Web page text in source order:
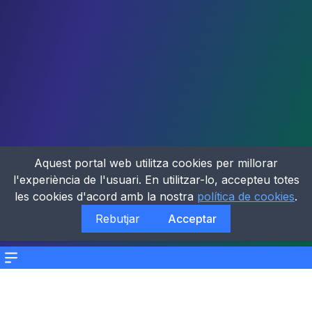
Menu
Aquest portal web utilitza cookies per millorar
l'experiència de l'usuari. En utilitzar-lo, accepteu totes
les cookies d'acord amb la nostra política de cookies.
Rebutjar
Acceptar